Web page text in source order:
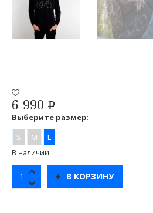
6 990 Р
УБ.
Выберите размер:
S
M L
В наличии
В КОРЗИНУ